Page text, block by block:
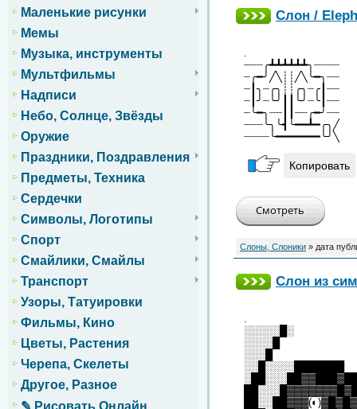
Маленькие рисунки
Мемы
Музыка, инструменты
Мультфильмы
Надписи
Небо, Солнце, Звёзды
Оружие
Праздники, Поздравления
Предметы, Техника
Сердечки
Символы, Логотипы
Спорт
Смайлики, Смайлы
Транспорт
Узоры, Татуировки
Фильмы, Кино
Цветы, Растения
Черепа, Скелеты
Другое, Разное
Слон /
┈┈┈╭┻┻┻┻┻┻╮┈┈┈┈
┈╭━╯╱╲┊┊╱╲╰━╮┈┈
┈┃╮┈╭╮┊┊╭╮┈╭┃┈┈
┈┃╯┈╰╯┃┃╰╯┈╰┃┈┈
┈╰━╮┈┈┃┃┈┈╭━╯┈┈
┈┈┈╰╮╰┫╰━━┻━╭╮╱
┈┈┈┈╰━━━━━━━╰╯╲
Копировать
Слоны, Слоники » дата
Слон из
░░░░░█░
░░░░█
░░░█
░░█░░░░███████